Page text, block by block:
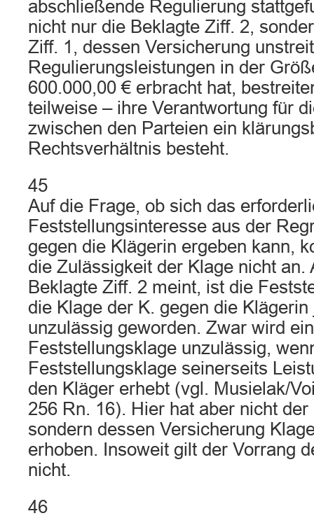
abschließende Regulierung
nicht nur die Beklagte Ziff. 2,
Ziff. 1, dessen Versicherung
Regulierungsleistungen in der
600.000,00 € erbracht hat,
teilweise – ihre Verantwortung für
zwischen den Parteien ein
Rechtsverhältnis besteht.
45
Auf die Frage, ob sich das
Feststellungsinteresse aus der
gegen die Klägerin ergeben kann,
die Zulässigkeit der Klage nicht an.
Beklagte Ziff. 2 meint, ist die
die Klage der K. gegen die
unzulässig geworden. Zwar wird
Feststellungsklage unzulässig,
Feststellungsklage seinerseits
den Kläger erhebt (vgl. Musielak/
256 Rn. 16). Hier hat aber nicht
sondern dessen Versicherung
erhoben. Insoweit gilt der Vorrang
nicht.
46